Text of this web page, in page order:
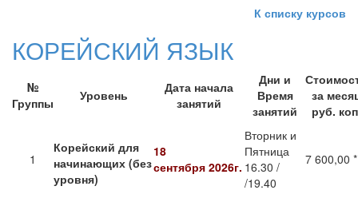
К списку курсов
КОРЕЙСКИЙ ЯЗЫК
№
Группы
Уровень
Дата начала
занятий
Дни и
Время
занятий
за
руб.
1
Корейский для
начинающих (без
уровня)
18
сентября 2026г.
Вторник и
Пятница
16.30 /
/19.40
7 600,00 *